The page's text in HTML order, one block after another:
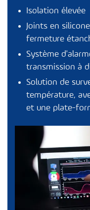
Isolation élevée
Joints en
fermeture
Système
transmission à
Solution de
température,
et une plate-